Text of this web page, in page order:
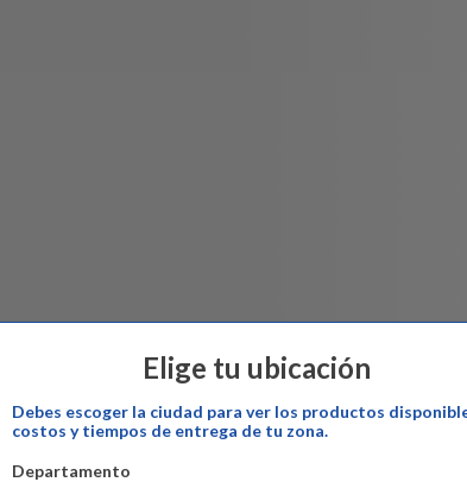
Elige tu ubicación
Debes escoger la ciudad para ver los productos
costos y tiempos de entrega de tu zona.
Departamento